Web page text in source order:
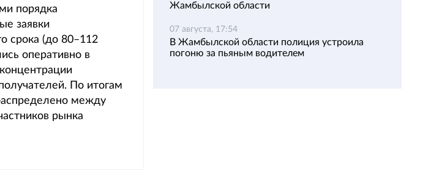
порядка
заявки
срока (до 80–112
оперативно в
По итогам
между
рынка
Жамбылской области
07 августа, 17:54
В Жамбылской области полиция устроила
погоню за пьяным водителем